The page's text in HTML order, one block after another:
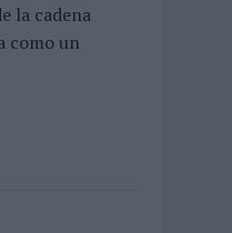
la cadena
como un